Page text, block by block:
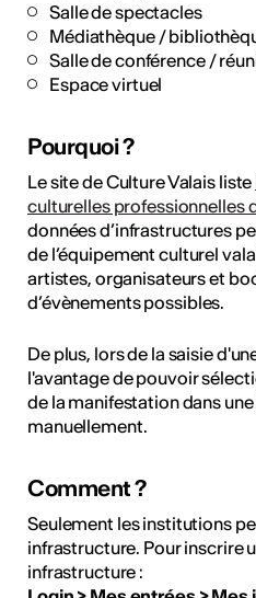
Salle de spectacles
Médiathèque /
Salle de conférence /
Espace virtuel
Pourquoi ?
Le site de Culture Valais liste
culturelles professionnelles
données d’infrastructures
de l’équipement culturel
artistes, organisateurs et
d’évènements possibles.
De plus, lors de la saisie
l'avantage de pouvoir
de la manifestation dans
manuellement.
Comment ?
Seulement les institutions
infrastructure. Pour inscrire
infrastructure :